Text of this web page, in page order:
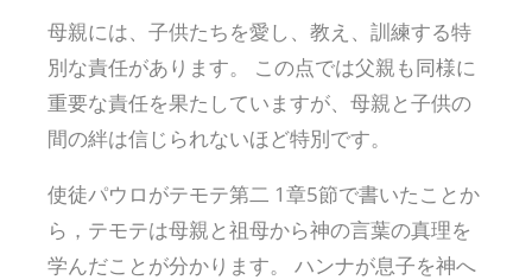
母親には、子供たちを愛し、教え、訓練する特
別な責任があります。 この点では父親も同様に
重要な責任を果たしていますが、母親と子供の
間の絆は信じられないほど特別です。
使徒パウロがテモテ第二 1章5節で書いたことか
ら，テモテは母親と祖母から神の言葉の真理を
学んだことが分かります。 ハンナが息子を神へ